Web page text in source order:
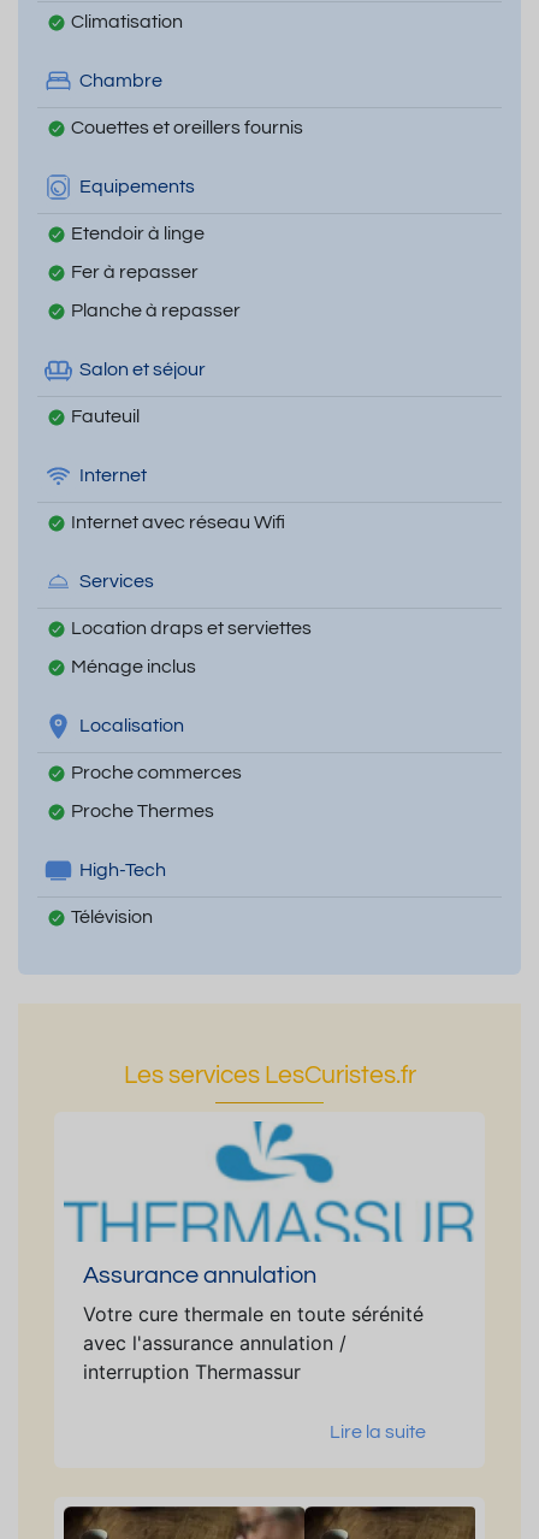
Climatisation
Chambre
Couettes et oreillers fournis
Equipements
Etendoir à linge
Fer à repasser
Planche à repasser
Salon et séjour
Fauteuil
Internet
Internet avec réseau Wifi
Services
Location draps et serviettes
Ménage inclus
Localisation
Proche commerces
Proche Thermes
High-Tech
Télévision
Les services LesCuristes.fr
Assurance annulation
Votre cure thermale en toute sérénité
avec l'assurance annulation /
interruption Thermassur
Lire la suite